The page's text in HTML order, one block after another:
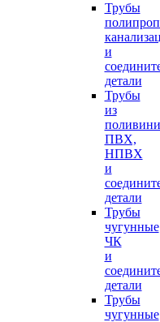
Трубы
и
детали
Трубы
из
ПВХ,
НПВХ
и
детали
Трубы
чугунные
ЧК
и
детали
Трубы
чугунные